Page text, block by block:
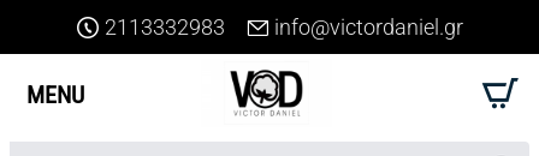
2113332983 info@victordaniel.gr